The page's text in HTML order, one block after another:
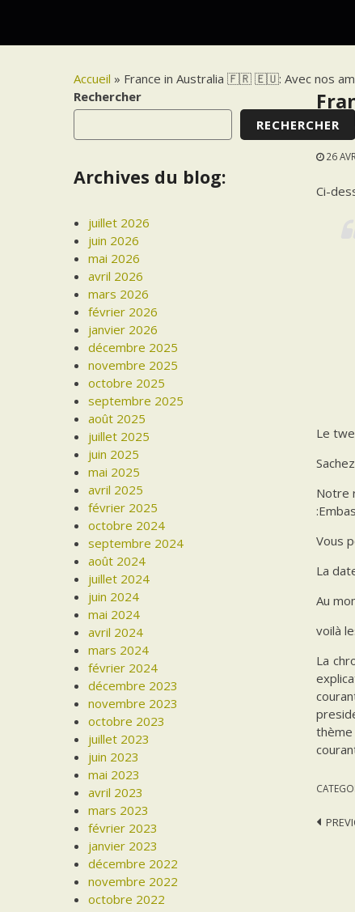
Accueil » France in Australia 🇫🇷 🇪🇺: Avec nos
26
Ci-
Le
Notre
Vous
La
Au
voilà
La
Post
Rechercher
RECHERCHER
Archives du blog:
juillet 2026
juin 2026
mai 2026
avril 2026
mars 2026
février 2026
janvier 2026
décembre 2025
novembre 2025
octobre 2025
septembre 2025
août 2025
juillet 2025
juin 2025
mai 2025
avril 2025
février 2025
octobre 2024
septembre 2024
août 2024
juillet 2024
juin 2024
mai 2024
avril 2024
mars 2024
février 2024
décembre 2023
novembre 2023
octobre 2023
juillet 2023
juin 2023
mai 2023
avril 2023
mars 2023
février 2023
janvier 2023
décembre 2022
novembre 2022
octobre 2022